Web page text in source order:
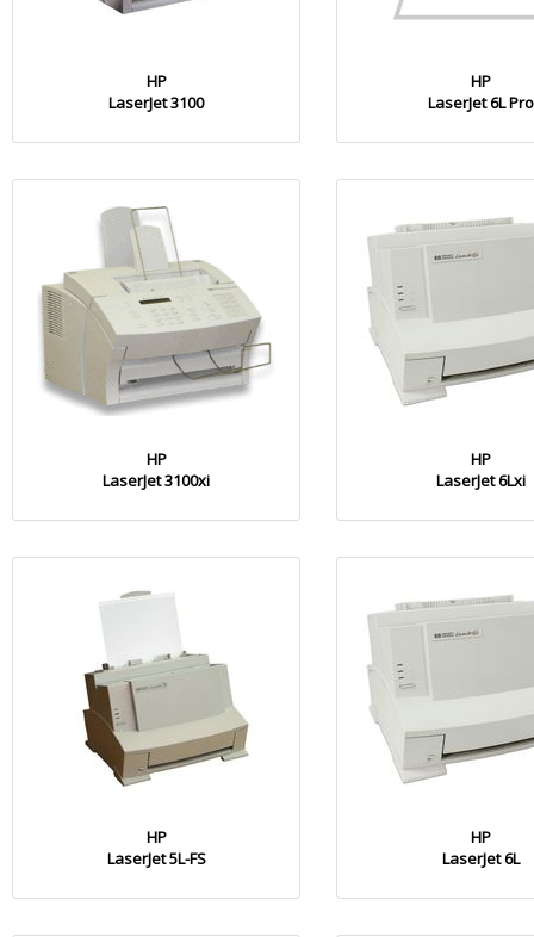
HP
LaserJet 3100
HP
LaserJet 6L Pro
HP
LaserJet 3100xi
HP
LaserJet 6Lxi
HP
LaserJet 5L-FS
HP
LaserJet 6L